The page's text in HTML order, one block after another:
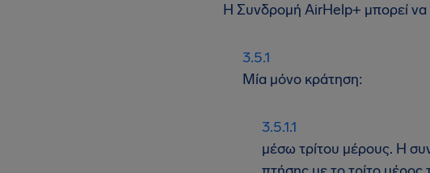
Η Συνδρομή AirHelp+ μπορεί να
Μία μόνο κράτηση:
μέσω τρίτου μέρους. Η